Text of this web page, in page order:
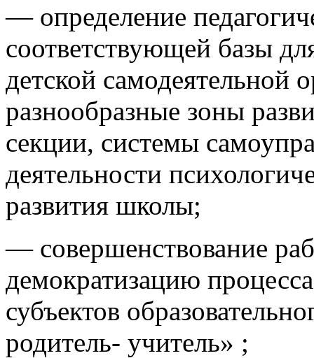
— определение
соответствующей базы
детской самодеятельной
разнообразные зоны
секции, системы
деятельности
развития школы;
— совершенствование
демократизацию
субъектов
родитель- учитель» ;